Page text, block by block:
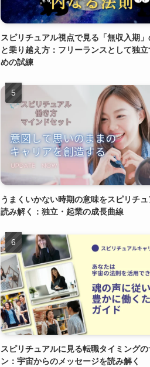
スピリチュアル視点で見る「無収入期
と乗り越え方：フリーランスとして独立
めの試練
うまくいかない時期の意味をスピリチュ
読み解く：独立・起業の成長曲線
スピリチュアルに見る転職タイミングの
ン：宇宙からのメッセージを読み解く